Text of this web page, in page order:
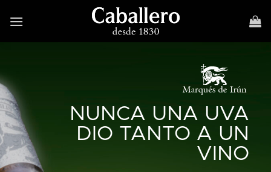
NUNCA UNA UVA
DIO TANTO A UN
VINO